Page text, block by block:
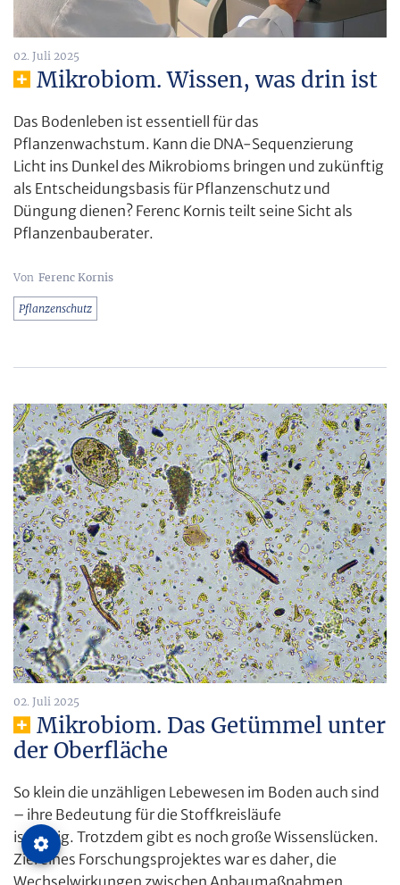
02. Juli 2025
Mikrobiom. Wissen, was drin ist
Das Bodenleben ist essentiell für das
Pflanzenwachstum. Kann die DNA-Sequenzierung
Licht ins Dunkel des Mikrobioms bringen und zukünftig
als Entscheidungsbasis für Pflanzenschutz und
Düngung dienen? Ferenc Kornis teilt seine Sicht als
Pflanzenbauberater.
Ferenc Kornis
Pflanzenschutz
02. Juli 2025
Mikrobiom. Das Getümmel unter
der Oberfläche
So klein die unzähligen Lebewesen im Boden auch sind
– ihre Bedeutung für die Stoffkreisläufe
ist riesig. Trotzdem gibt es noch große Wissenslücken.
Ziel eines Forschungsprojektes war es daher, die